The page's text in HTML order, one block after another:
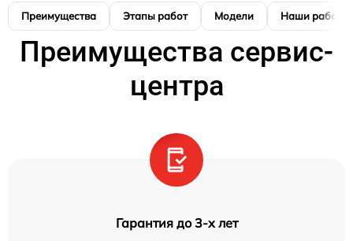
Преимущества Этапы работ Модели Наши работы
Преимущества сервис-
центра
Гарантия до 3-х лет